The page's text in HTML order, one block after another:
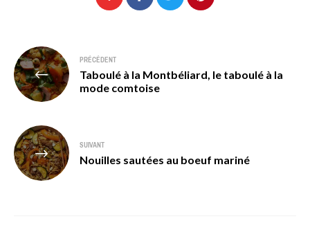
Navigation
de
l’article
PRÉCÉDENT
Taboulé à la Montbéliard, le taboulé à la
mode comtoise
SUIVANT
Nouilles sautées au boeuf mariné